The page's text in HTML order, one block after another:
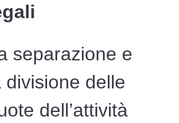
separazione e
divisione delle
dell’attività